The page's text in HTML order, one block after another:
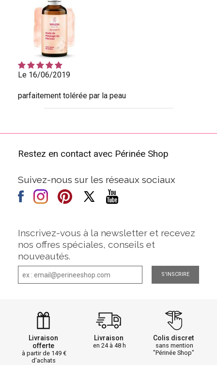
Le 16/06/2019
parfaitement tolérée par la peau
Restez en contact avec Périnée Shop
Suivez-nous sur les réseaux sociaux
Inscrivez-vous à la newsletter et recevez
nos offres spéciales, conseils et
nouveautés.
S'INSCRIRE
Livraison
offerte
à partir de 149
d'achats
Livraison
en 24 à 48 h
Colis discret
sans mention
"Périnée Shop"